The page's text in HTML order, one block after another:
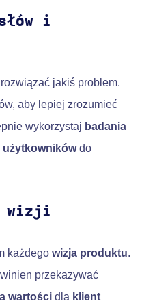
i
jakiś problem.
aby lepiej zrozumieć
wykorzystaj badania
użytkownikówdo
wizji
każdego wizja produktu.
przekazywać
wartości dla klient